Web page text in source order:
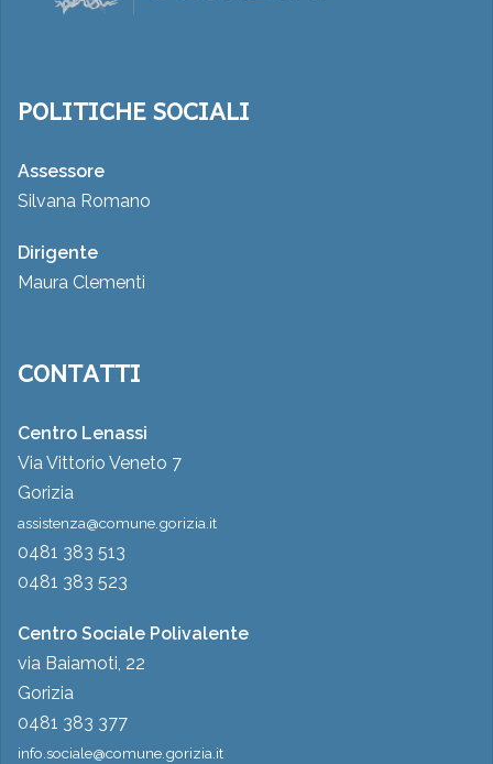
POLITICHE SOCIALI
Assessore
Silvana Romano
Dirigente
Maura Clementi
CONTATTI
Centro Lenassi
Via Vittorio Veneto 7
Gorizia
assistenza@comune.gorizia.it
0481 383 513
0481 383 523
Centro Sociale Polivalente
via Baiamoti, 22
Gorizia
0481 383 377
info.sociale@comune.gorizia.it